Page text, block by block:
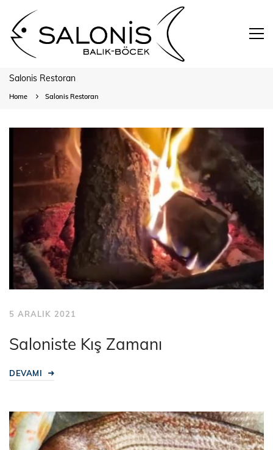
Salonis Restoran
Home Salonis Restoran
5 ARALIK 2021
Saloniste Kış Zamanı
DEVAMI